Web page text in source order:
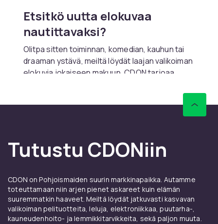
Etsitkö uutta elokuvaa
nautittavaksi?
Olitpa sitten toiminnan, komedian, kauhun tai
draaman ystävä, meiltä löydät laajan valikoiman
elokuvia jokaiseen makuun. CDON tarjoaa
elokuvien parissa.
viihdehetkiä ystävien ja perheen kanssa.
dokumentit ja perheystävälliset vaihtoehdot.
Tarjolla on kaikkea Hollywoodin hittielokuvista
pienempiin indie-tuotantoihin.
Tutustu CDONiin
CDON on Pohjoismaiden suurin markkinapaikka. Autamme
toteuttamaan niin arjen pienet askareet kuin elämän
suuremmatkin haaveet. Meiltä löydät jatkuvasti kasvavan
valikoiman pelituotteita, leluja, elektroniikkaa, puutarha-,
kauneudenhoito- ja lemmikkitarvikkeita, sekä paljon muuta.